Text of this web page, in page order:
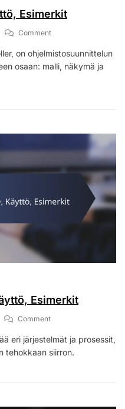
Esimerkit
CommentOn
Malli:
Rakenne,
on ohjelmistosuunnittelun
osaan: malli, näkymä ja
Esimerkit
CommentOn
Malli:
Rakenne,
eri järjestelmät ja prosessit,
tehokkaan siirron.